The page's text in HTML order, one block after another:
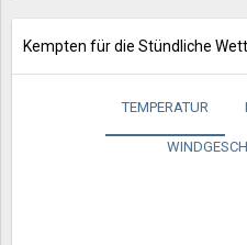
Kempten für die Stündliche
TEMPERATUR